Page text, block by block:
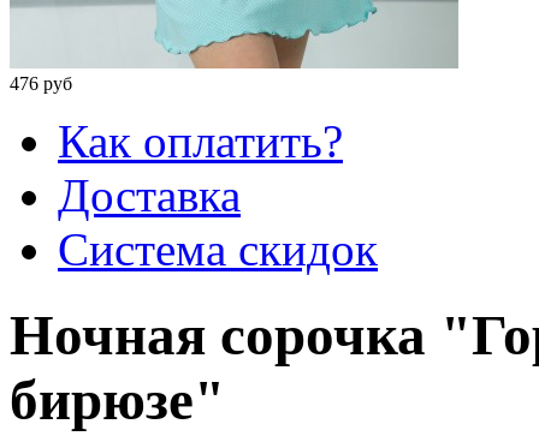
476 руб
Как оплатить?
Доставка
Система скидок
Ночная сорочка
бирюзе"